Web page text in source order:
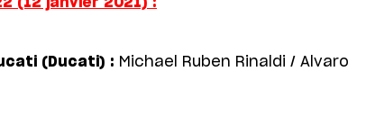
(Ducati) : Michael Ruben Rinaldi / Alvaro